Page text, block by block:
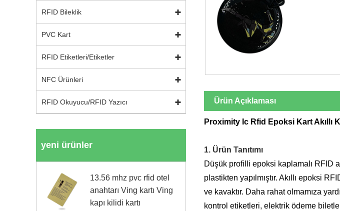
RFID Bileklik
PVC Kart
RFID Etiketleri/Etiketler
NFC Ürünleri
RFID Okuyucu/RFID Yazıcı
yeni ürünler
13.56 mhz pvc rfid otel
anahtarı Ving kartı Ving
kapı kilidi kartı
Ürün Açıklaması
Proximity Ic Rfid Epoksi Kart Akıllı
1. Ürün Tanıtımı
Düşük profilli epoksi kaplamalı RFID
plastikten yapılmıştır. Akıllı epoksi
ve kavaktır. Daha rahat olmamıza
kontrol etiketleri, elektrik ödeme